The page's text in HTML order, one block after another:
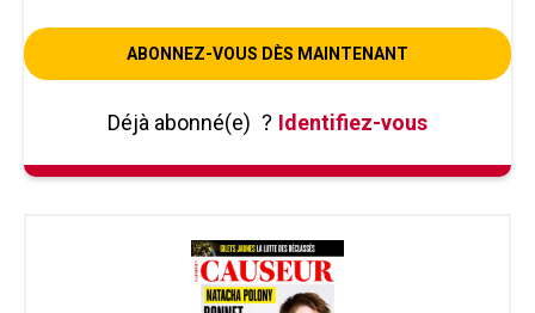
ABONNEZ-VOUS DÈS MAINTENANT
Déjà abonné(e) ? Identifiez-vous